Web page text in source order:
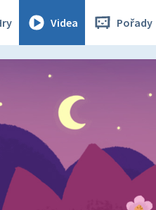
Videa Pořady